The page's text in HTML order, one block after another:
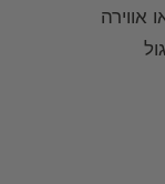
אווירה